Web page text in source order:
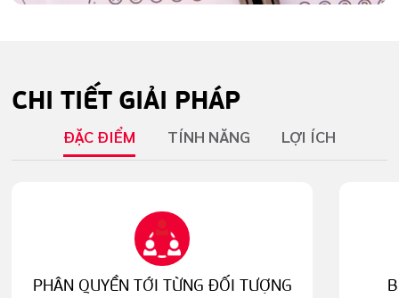
CHI TIẾT GIẢI PHÁP
ĐẶC ĐIỂM TÍNH NĂNG LỢI ÍCH
QUYỀN TỚI TỪNG ĐỐI TƯỢNG BIỂU